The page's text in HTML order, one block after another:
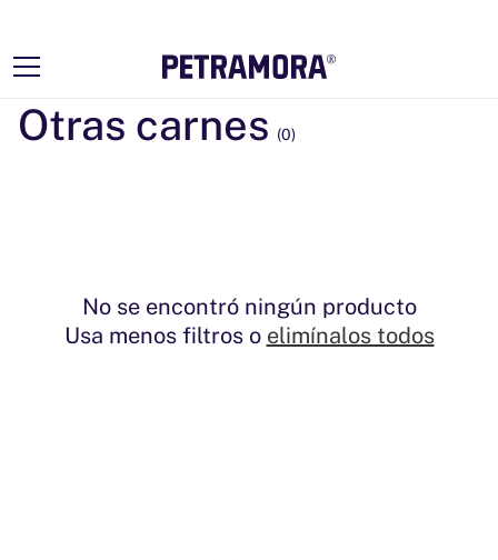
Colección:
Otras carnes (0)
No se encontró ningún producto
Usa menos filtros o elimínalos todos